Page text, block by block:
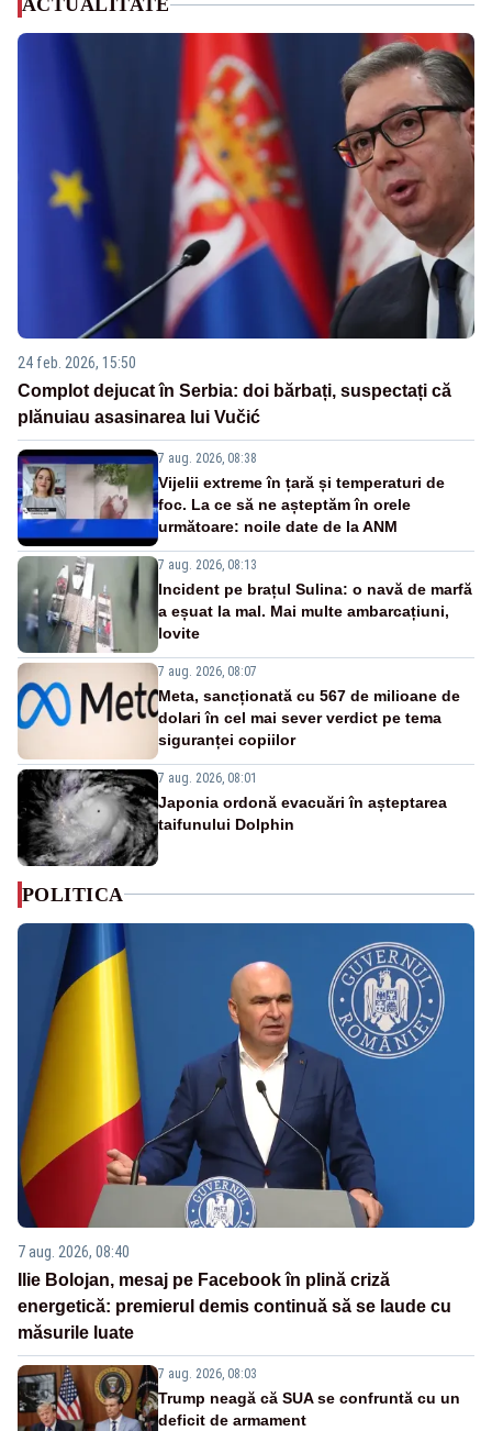
ACTUALITATE
24 feb. 2026, 15:50
Complot dejucat în Serbia: doi bărbați, suspectați că
plănuiau asasinarea lui Vučić
7 aug. 2026, 08:38
Vijelii extreme în țară și temperaturi de
foc. La ce să ne așteptăm în orele
următoare: noile date de la ANM
7 aug. 2026, 08:13
Incident pe brațul Sulina: o navă de marfă
a eșuat la mal. Mai multe ambarcațiuni,
lovite
7 aug. 2026, 08:07
Meta, sancționată cu 567 de milioane de
dolari în cel mai sever verdict pe tema
siguranței copiilor
7 aug. 2026, 08:01
Japonia ordonă evacuări în așteptarea
taifunului Dolphin
POLITICA
7 aug. 2026, 08:40
Ilie Bolojan, mesaj pe Facebook în plină criză
energetică: premierul demis continuă să se laude cu
măsurile luate
7 aug. 2026, 08:03
Trump neagă că SUA se confruntă cu un
deficit de armament